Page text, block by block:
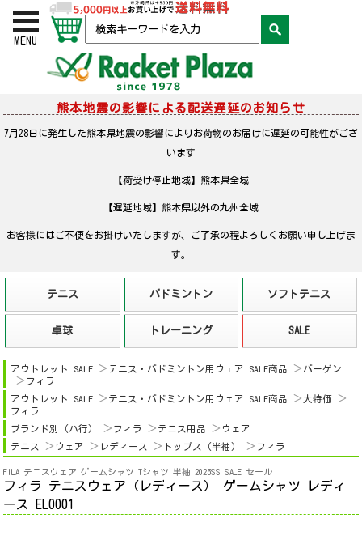
MENU
熊本地震の影響による配送遅延のお知らせ
7月28日に発生した熊本県地震の影響によりお荷物のお届けに遅延の可能性がござ
います
【荷受け停止地域】熊本県全域
【遅延地域】熊本県以外の九州全域
お客様にはご不便をお掛けいたしますが、ご了承の程よろしくお願い申し上げま
す。
アウトレット SALE テニス・バドミントン用ウェア SALE商品
バーゲン
フィラ
アウトレット SALE
テニス・バドミントン用ウェア SALE商品
大特価
フィラ
ブランド別（ハ行）
フィラ テニス用品
ウェア
テニス
ウェア レディース トップス（半袖） フィラ
FILA テニスウェア ゲームシャツ Tシャツ 半袖 2025SS SALE セール
フィラ テニスウェア（レディース） ゲームシャツ レディ
ース EL0001